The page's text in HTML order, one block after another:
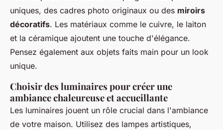
uniques, des cadres photo originaux ou des miroirs
décoratifs. Les matériaux comme le cuivre, le laiton
et la céramique ajoutent une touche d'élégance.
Pensez également aux objets faits main pour un look
unique.
Choisir des luminaires pour créer une
ambiance chaleureuse et accueillante
Les luminaires jouent un rôle crucial dans l'ambiance
de votre maison. Utilisez des lampes artistiques,